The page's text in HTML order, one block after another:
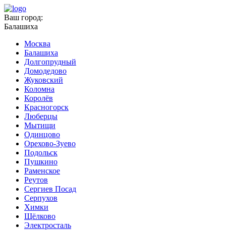
Ваш город:
Балашиха
Москва
Балашиха
Долгопрудный
Домодедово
Жуковский
Коломна
Королёв
Красногорск
Люберцы
Мытищи
Одинцово
Орехово-Зуево
Подольск
Пушкино
Раменское
Реутов
Сергиев Посад
Серпухов
Химки
Щёлково
Электросталь